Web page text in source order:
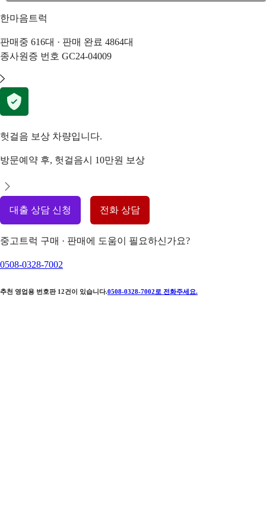
한마음트럭
판매중 616대 · 판매 완료 4864대
종사원증 번호 GC24-04009
헛걸음 보상 차량입니다.
방문예약 후, 헛걸음시 10만원 보상
대출 상담 신청 전화 상담
중고트럭 구매 · 판매에 도움이 필요하신가요?
0508-0328-7002
추천 영업용 번호판 12건이 있습니다.0508-0328-7002 로 전화주세요.